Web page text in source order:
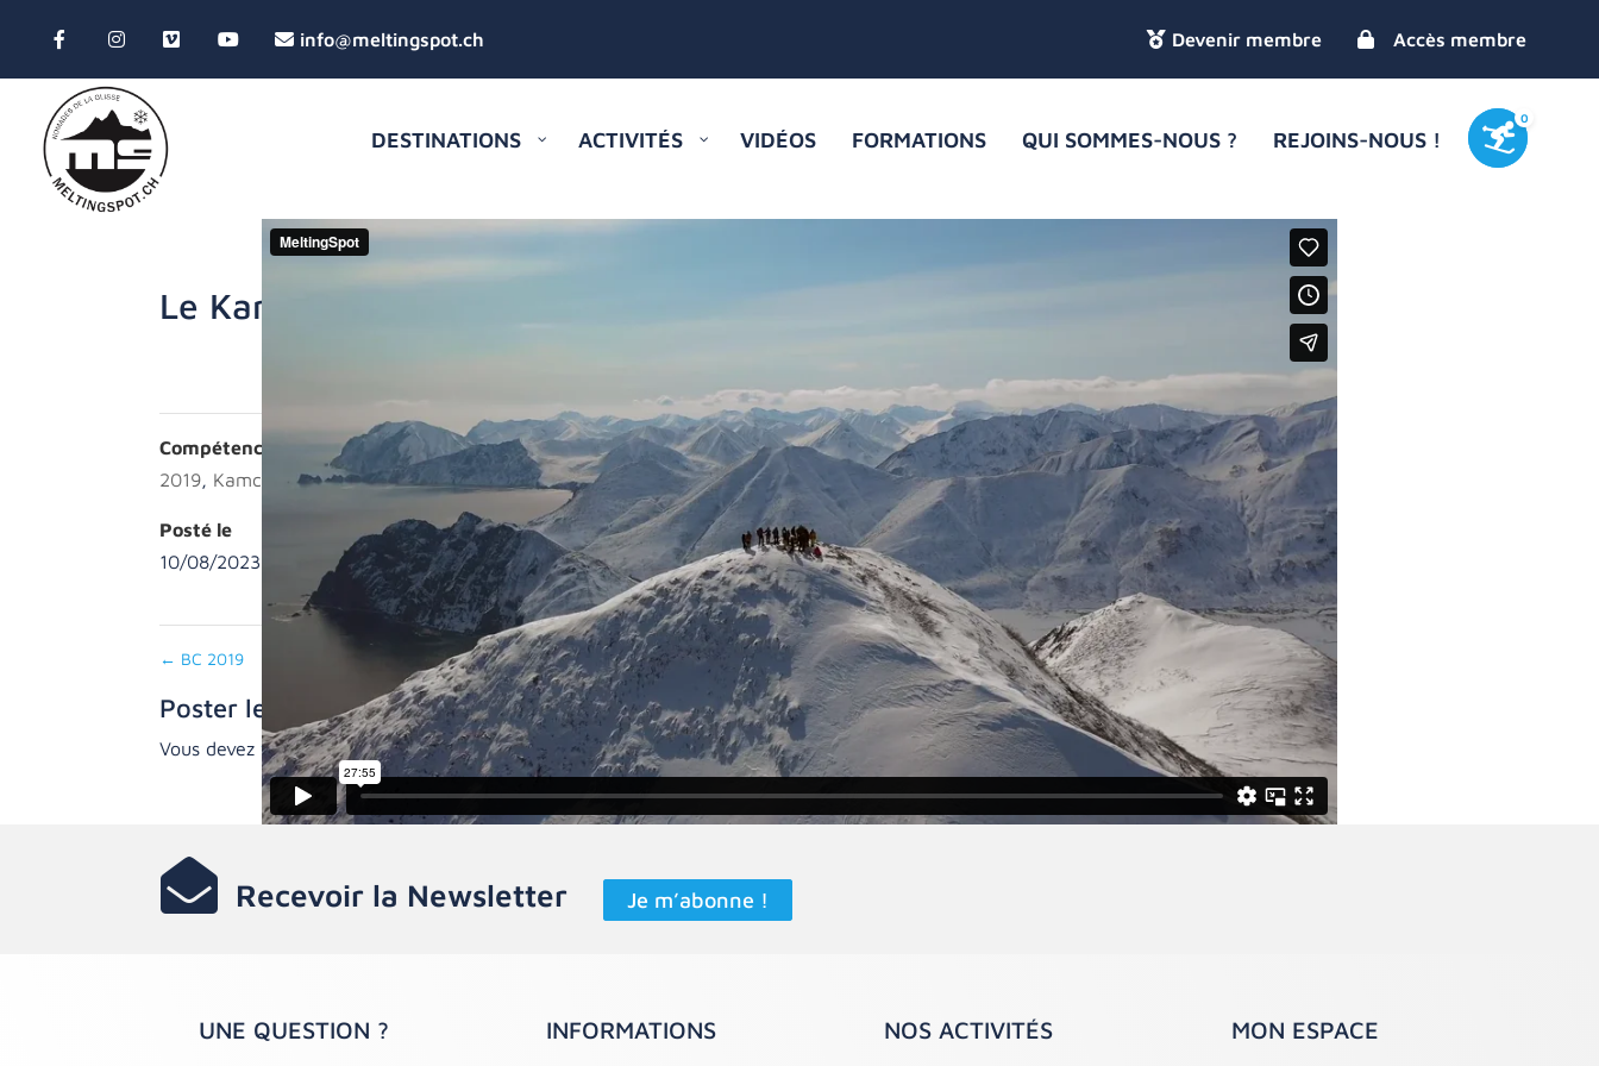
Accès membre
DESTINATIONS ACTIVITÉS VIDÉOS FORMATIONS QUI SOMMES-NOUS ? REJOINS-NOUS !
0
Le Kamchatka 2019
Compétences
2019, Kamchatka
Posté le
10/08/2023
← BC 2019 Sibérie 2020 teaser→
Poster le commentaire
Vous devezvous connecterpour publier un commentaire.
 Recevoir la Newsletter Je m’abonne !
UNE QUESTION ? INFORMATIONS NOS ACTIVITÉS MON ESPACE